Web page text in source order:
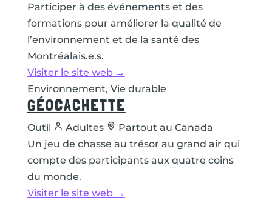
Participer à des événements et des
formations pour améliorer la qualité de
l’environnement et de la santé des
Montréalais.e.s.
Visiter le site web →
Environnement, Vie durable
GÉOCACHETTE
Outil Adultes
Partout au Canada
Un jeu de chasse au trésor au grand air qui
compte des participants aux quatre coins
du monde.
Visiter le site web →